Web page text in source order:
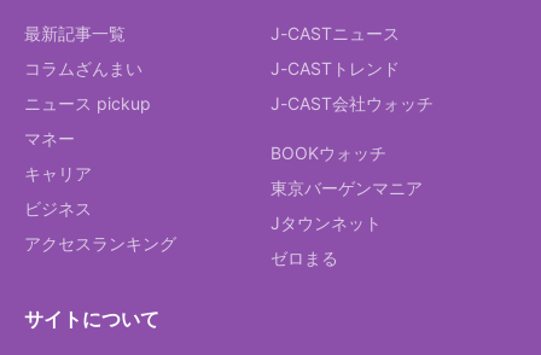
最新記事一覧
コラムざんまい
ニュース pickup
マネー
キャリア
ビジネス
アクセスランキング
J-CASTニュース
J-CASTトレンド
J-CAST会社ウォッチ
BOOKウォッチ
東京バーゲンマニア
Jタウンネット
ゼロまる
サイトについて